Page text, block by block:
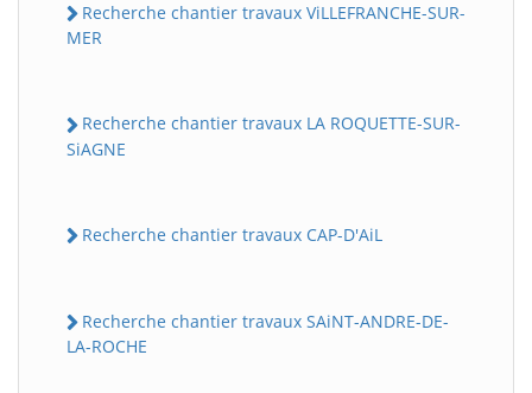
Recherche chantier travaux ViLLEFRANCHE-SUR-
MER
Recherche chantier travaux LA ROQUETTE-SUR-
SiAGNE
Recherche chantier travaux CAP-D'AiL
Recherche chantier travaux SAiNT-ANDRE-DE-
LA-ROCHE